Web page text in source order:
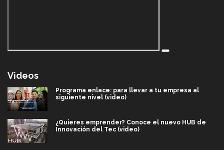
Videos
Programa enlace: para llevar a tu empresa al
siguiente nivel (video)
¿Quieres emprender? Conoce el nuevo HUB de
Innovación del Tec (video)